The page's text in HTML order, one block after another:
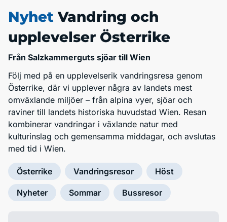
Nyhet Vandring och
upplevelser Österrike
Från Salzkammerguts sjöar till Wien
Följ med på en upplevelserik vandringsresa genom
Österrike, där vi upplever några av landets mest
omväxlande miljöer – från alpina vyer, sjöar och
raviner till landets historiska huvudstad Wien. Resan
kombinerar vandringar i växlande natur med
kulturinslag och gemensamma middagar, och avslutas
med tid i Wien.
Österrike Vandringsresor Höst
Nyheter Sommar Bussresor